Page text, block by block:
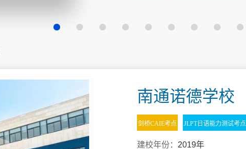
南通诺德学校
剑桥CAIE考点 JLPT日语能力测试考点
建校年份： 2019年